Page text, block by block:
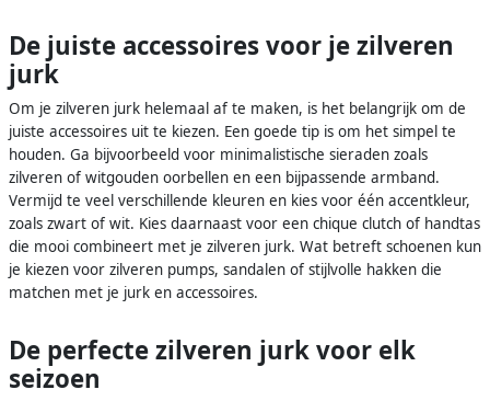
De juiste accessoires voor je zilveren
jurk
Om je zilveren jurk helemaal af te maken, is het belangrijk om de
juiste accessoires uit te kiezen. Een goede tip is om het simpel te
houden. Ga bijvoorbeeld voor minimalistische sieraden zoals
zilveren of witgouden oorbellen en een bijpassende armband.
Vermijd te veel verschillende kleuren en kies voor één accentkleur,
zoals zwart of wit. Kies daarnaast voor een chique clutch of handtas
die mooi combineert met je zilveren jurk. Wat betreft schoenen kun
je kiezen voor zilveren pumps, sandalen of stijlvolle hakken die
matchen met je jurk en accessoires.
De perfecte zilveren jurk voor elk
seizoen